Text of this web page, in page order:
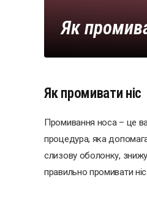
Як
Як промивати ніс
Промивання носа – це
процедура, яка
слизову оболонку,
правильно промивати